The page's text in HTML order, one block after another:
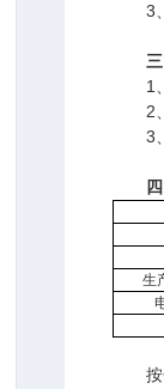
3、
1、
2、
3、
生
按